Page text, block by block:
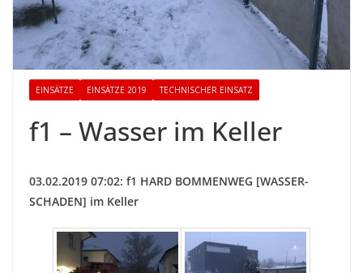
EINSÄTZE EINSÄTZE 2019 TECHNISCHER EINSATZ
f1 – Wasser im Keller
03.02.2019 07:02: f1 HARD BOMMENWEG [WASSER-
SCHADEN] im Keller